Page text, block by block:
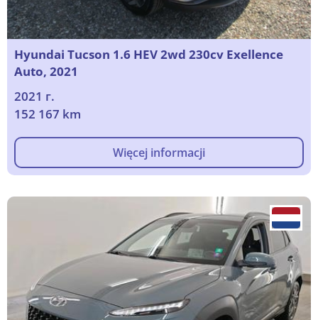
Hyundai Tucson 1.6 HEV 2wd 230cv Exellence
Auto, 2021
2021 г.
152 167 km
Więcej informacji